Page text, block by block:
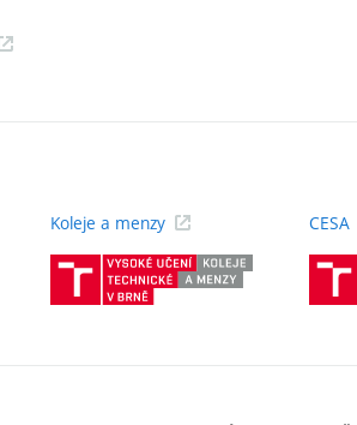
Koleje a menzy
(externí
CESA